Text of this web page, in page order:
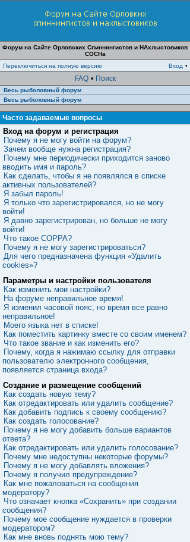
Форум на Сайте Орловских Спиннингистов и НАхлыстовиков
СОСНа
Переключиться на полную версию
Вход •
FAQ • Поиск
Весь рыболовный форум
Весь рыболовный форум
Часто задаваемые вопросы
Вход на форум и регистрация
Почему я не могу войти на форум?
Зачем вообще нужна регистрация?
Почему мне периодически приходится заново
вводить имя и пароль?
Как сделать, чтобы я не появлялся в списке
активных пользователей?
Я забыл пароль!
Я только что зарегистрировался, но не могу
войти!
Я давно зарегистрирован, но больше не могу
войти!
Что такое COPPA?
Почему я не могу зарегистрироваться?
Для чего предназначена функция «Удалить
cookies»?
Параметры и настройки пользователя
Как изменить мои настройки?
На форуме неправильное время!
Я изменил часовой пояс, но время все равно
неправильное!
Моего языка нет в списке!
Как поместить картинку вместе со своим именем?
Что такое звание и как изменить его?
Почему, когда я нажимаю ссылку для отправки
пользователю электронного сообщения,
появляется страница входа?
Создание и размещение сообщений
Как создать новую тему?
Как отредактировать или удалить сообщение?
Как добавить подпись к своему сообщению?
Как создать голосование?
Почему я не могу добавить больше вариантов
ответа?
Как отредактировать или удалить голосование?
Почему мне недоступны некоторые форумы?
Почему я не могу добавлять вложения?
Почему я получил предупреждение?
Как мне пожаловаться на сообщения
модератору?
Что означает кнопка «Сохранить» при создании
сообщения?
Почему мое сообщение нуждается в проверки
модератором?
Как мне вновь поднять мою тему?